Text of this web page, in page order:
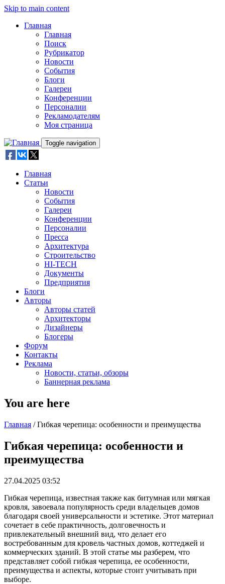
Skip to main content
Главная
Главная
Поиск
Рубрикатор
Новости
События
Блоги
Галереи
Конференции
Персоналии
Рекламодателям
Моя страница
Toggle navigation
Главная
Статьи
Новости
События
Галереи
Конференции
Персоналии
Пресса
Архитектура
Строительство
HI-TECH
Документы
Предприятия
Блоги
Авторы
Авторы статей
Архитекторы
Дизайнеры
Блогеры
Форум
Контакты
Реклама
Новости, статьи, обзоры
Баннерная реклама
You are here
Главная / Гибкая черепица: особенности и преимущества
Гибкая черепица: особенности и
преимущества
27.04.2025 03:52
Гибкая черепица, известная также как битумная или мягкая
кровля, завоевала популярность среди владельцев домов
благодаря своей универсальности и эстетике. Этот материал
сочетает в себе практичность, долговечность и
привлекательный внешний вид, что делает его
востребованным для кровель частных домов, коттеджей и
коммерческих зданий. В этой статье мы разберем, что
представляет собой гибкая черепица, ее особенности,
преимущества и аспекты, которые стоит учитывать при
выборе.